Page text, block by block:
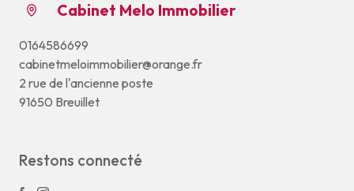
Cabinet Melo Immobilier
0164586699
cabinetmeloimmobilier@orange.fr
2 rue de l'ancienne poste
91650 Breuillet
Restons connecté